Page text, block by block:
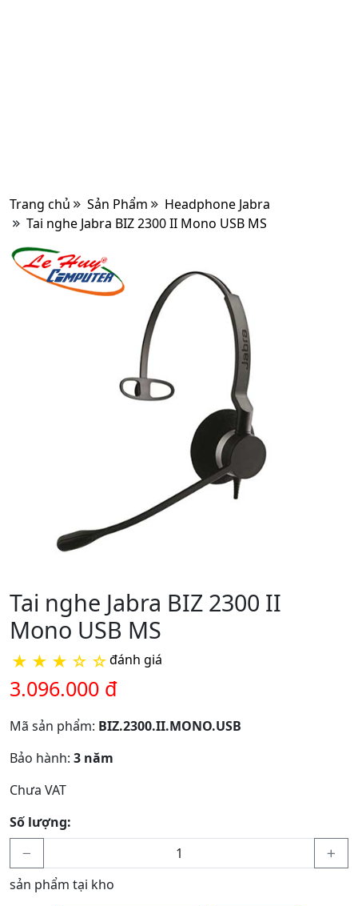
Trang chủ Sản Phẩm
Headphone Jabra
Tai nghe Jabra BIZ 2300 II Mono USB MS
Tai nghe Jabra BIZ 2300 II
Mono USB MS
★ ★ ★ ☆ ☆đánh giá
3.096.000 đ
Mã sản phẩm: BIZ.2300.II.MONO.USB
Bảo hành: 3 năm
Chưa VAT
Số lượng:
sản phẩm tại kho